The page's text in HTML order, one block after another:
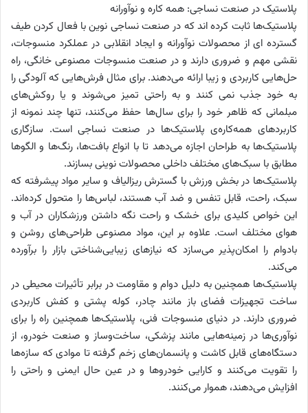
پلاستیک در صنعت نساجی: همه کاره و نوآورانه
پلاستیک‌ها ثابت کرده اند که در صنعت نساجی نوین با فعال کردن طیف
گسترده ای از محصولات نوآورانه و ایجاد انقلابی در عملکرد منسوجات،
نقشی مهم و ضروری دارند و در صنعت منسوجات مصنوعی خانگی، راه
حل‌هایی کاربردی و زیبا ارائه می‌دهند. برای مثال فرش‌هایی که آلودگی را
به خود جذب نمی کنند و به راحتی تمیز می‌شوند و یا روکش‌های
مبلمانی که ظاهر خود را برای سال‌ها حفظ می‌کنند، تنها چند نمونه از
کاربردهای همه‌کاره‌ی پلاستیک‌ها در صنعت نساجی است. سازگاری
پلاستیک‌ها به طراحان اجازه می‌دهد تا با انواع بافت‌ها، رنگ‌ها و الگوها
مطابق با سبک‌های مختلف داخلی محصولات نوینی بسازند.
پلاستیک‌ها در بخش ورزش با گسترش ریزالیاف و سایر مواد پیشرفته که
سبک، راحت، قابل تنفس و ضد آب هستند، لباس‌ها را متحول کرده‌اند.
این خواص کلیدی برای خشک و راحت نگه داشتن ورزشکاران در آب و
هوای مختلف است. علاوه بر این، مواد مصنوعی طراحی‌های روشن و
بادوام را امکان‌پذیر می‌سازد که نیازهای زیبایی‌شناختی بازار را برآورده
می‌کند.
پلاستیک‌ها همچنین به دلیل دوام و مقاومت در برابر تأثیرات محیطی در
ساخت تجهیزات فضای باز مانند چادر، کوله پشتی و کفش کاربردی
ضروری دارند. در دنیای منسوجات فنی، پلاستیک‌ها همچنین راه را برای
نوآوری‌ها در زمینه‌هایی مانند پزشکی، ساخت‌وساز و صنعت خودرو، از
دستگاه‌های قابل کاشت و پانسمان‌های زخم گرفته تا موادی که سازه‌ها
را تقویت می‌کنند و کارایی خودروها و در عین حال ایمنی و راحتی را
افزایش می‌دهند، هموار می‌کنند.